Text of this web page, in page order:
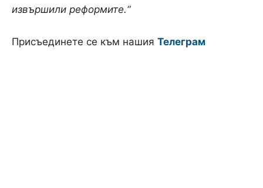
извършили реформите.“
Присъединете се към нашия Телеграм